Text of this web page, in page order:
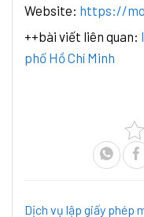
Website: https://
++bài viết liên quan:
phố Hồ Chí Minh
Dịch vụ lập giấy phép